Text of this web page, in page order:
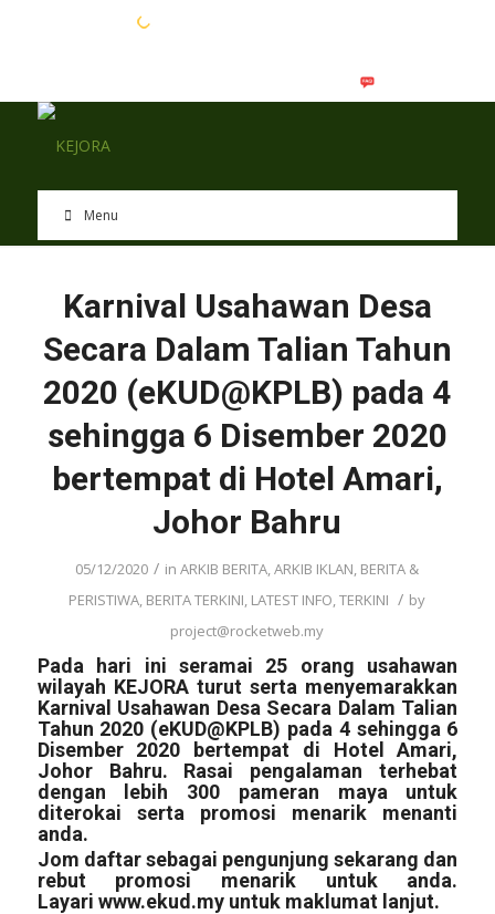
Menu
Karnival Usahawan Desa
Secara Dalam Talian Tahun
2020 (eKUD@KPLB) pada 4
sehingga 6 Disember 2020
bertempat di Hotel Amari,
Johor Bahru
05/12/2020 / inARKIB BERITA,ARKIB IKLAN, BERITA &
PERISTIWA, BERITA TERKINI, LATEST INFO,TERKINI / by
project@rocketweb.my
Pada hari ini seramai 25 orang usahawan
wilayah KEJORA turut serta menyemarakkan
Karnival Usahawan Desa Secara Dalam Talian
Tahun 2020 (eKUD@KPLB) pada 4 sehingga 6
Disember 2020 bertempat di Hotel Amari,
Johor Bahru. Rasai pengalaman terhebat
dengan lebih 300 pameran maya untuk
diterokai serta promosi menarik menanti
anda.
Jom daftar sebagai pengunjung sekarang dan
rebut promosi menarik untuk anda.
Layari www.ekud.myuntuk maklumat lanjut.